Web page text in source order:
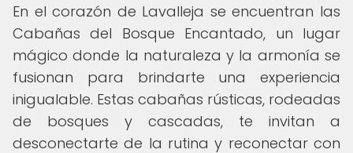
En el corazón de Lavalleja se encuentran las
Cabañas del Bosque Encantado, un lugar
mágico donde la naturaleza y la armonía se
fusionan para brindarte una experiencia
inigualable. Estas cabañas rústicas, rodeadas
de bosques y cascadas, te invitan a
desconectarte de la rutina y reconectar con